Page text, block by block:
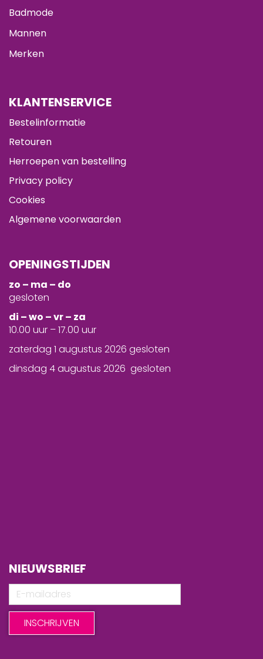
Badmode
Mannen
Merken
KLANTENSERVICE
Bestelinformatie
Retouren
Herroepen van bestelling
Privacy policy
Cookies
Algemene voorwaarden
OPENINGSTIJDEN
zo – ma – do
gesloten
di – wo – vr – za
10.00 uur – 17.00 uur
zaterdag 1 augustus 2026 gesloten
dinsdag 4 augustus 2026 gesloten
NIEUWSBRIEF